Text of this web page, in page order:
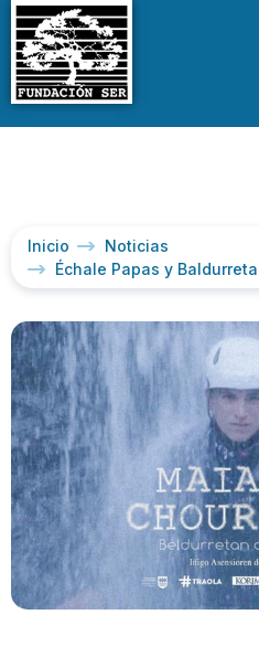
Inicio
Noticias
Échale Papas y